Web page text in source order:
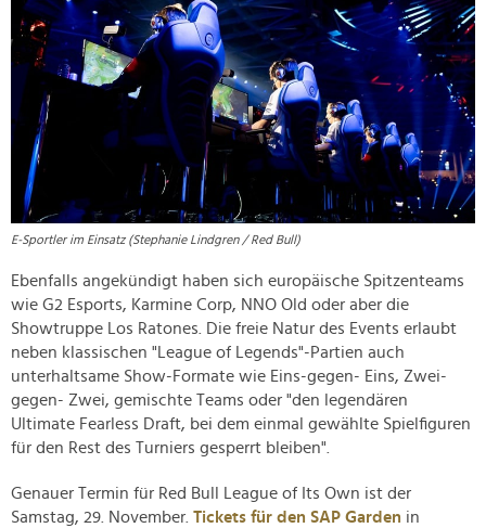
E-Sportler im Einsatz (Stephanie Lindgren / Red Bull)
Ebenfalls angekündigt haben sich europäische Spitzenteams
wie G2 Esports, Karmine Corp, NNO Old oder aber die
Showtruppe Los Ratones. Die freie Natur des Events erlaubt
neben klassischen "League of Legends"-Partien auch
unterhaltsame Show-Formate wie Eins-gegen- Eins, Zwei-
gegen- Zwei, gemischte Teams oder "den legendären
Ultimate Fearless Draft, bei dem einmal gewählte Spielfiguren
für den Rest des Turniers gesperrt bleiben".
Genauer Termin für Red Bull League of Its Own ist der
Samstag, 29. November. Tickets für den SAP Garden in